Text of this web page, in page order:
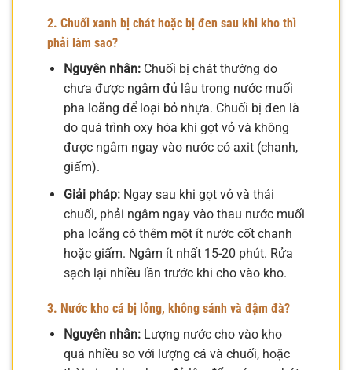
2. Chuối xanh bị chát hoặc bị đen sau khi kho thì
phải làm sao?
Nguyên nhân:Chuối bị chát thường do
chưa được ngâm đủ lâu trong nước muối
pha loãng để loại bỏ nhựa. Chuối bị đen là
do quá trình oxy hóa khi gọt vỏ và không
được ngâm ngay vào nước có axit (chanh,
giấm).
Giải pháp:Ngay sau khi gọt vỏ và thái
chuối, phải ngâm ngay vào thau nước muối
pha loãng có thêm một ít nước cốt chanh
hoặc giấm. Ngâm ít nhất 15-20 phút. Rửa
sạch lại nhiều lần trước khi cho vào kho.
3. Nước kho cá bị lỏng, không sánh và đậm đà?
Nguyên nhân:Lượng nước cho vào kho
quá nhiều so với lượng cá và chuối, hoặc